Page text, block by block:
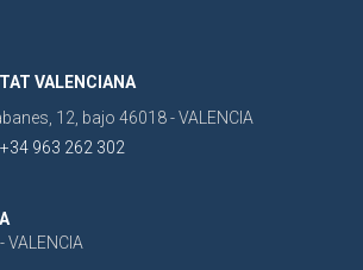
VALENCIANA
12, bajo 46018 - VALENCIA
963 262 302